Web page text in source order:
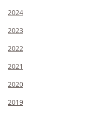
2024
2023
2022
2021
2020
2019